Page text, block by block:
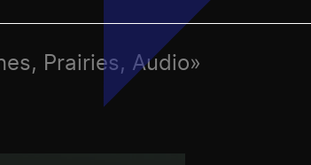
Prairies, Audio»